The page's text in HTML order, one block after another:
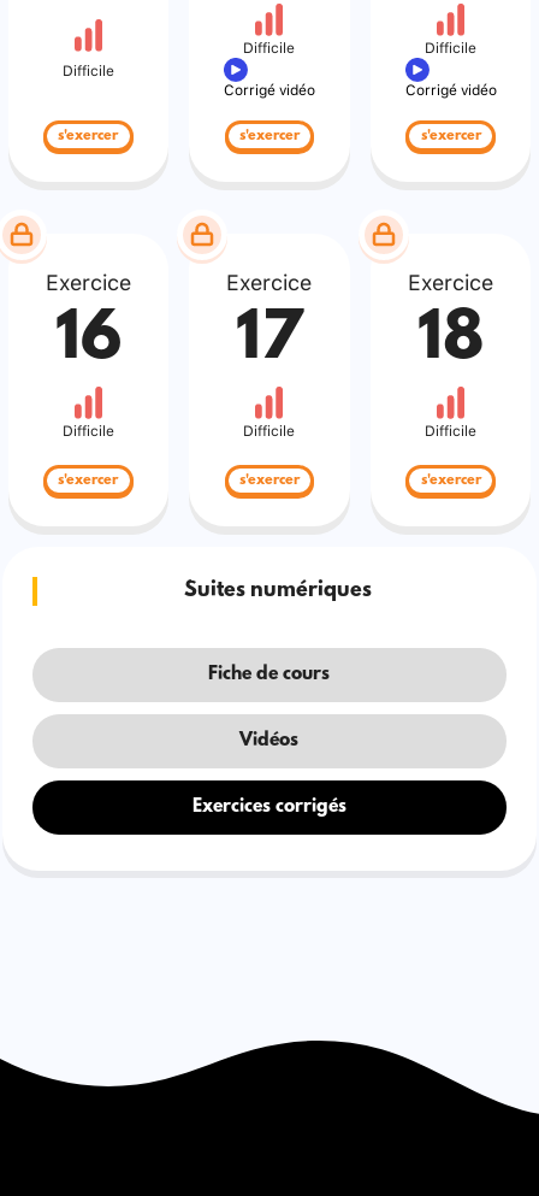
Difficile
s'exercer
Difficile
Corrigé vidéo
s'exercer
Difficile
Corrigé vidéo
s'exercer
Exercice
16
Difficile
s'exercer
Exercice
17
Difficile
s'exercer
Exercice
18
Difficile
s'exercer
Suites numériques
Fiche de cours
Vidéos
Exercices corrigés